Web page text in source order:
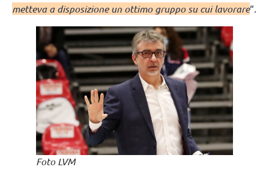
metteva a disposizione un ottimo gruppo su cui lavorare“.
Foto LVM